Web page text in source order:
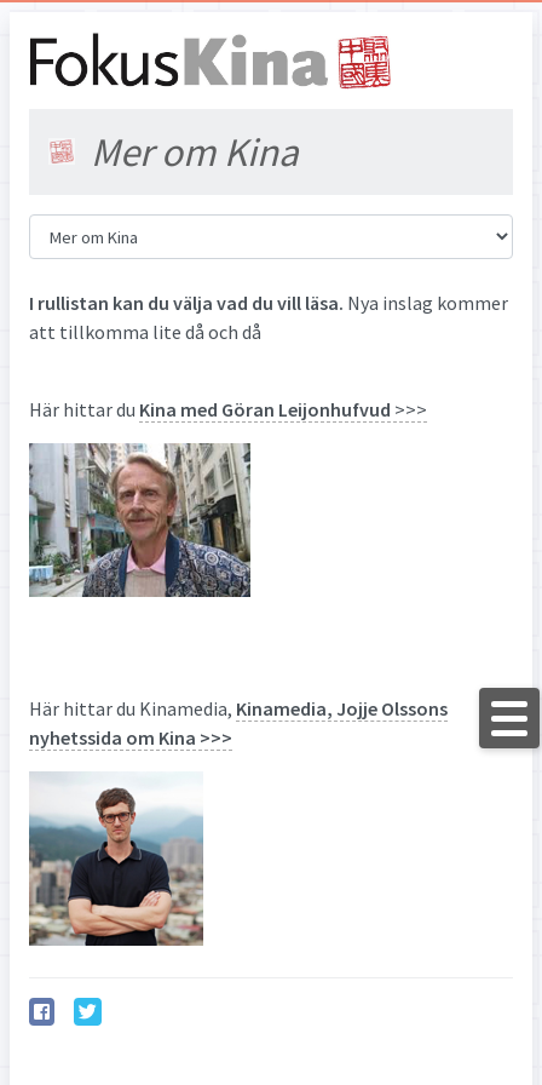
Mer om Kina
I rullistan kan du välja vad du vill läsa. Nya inslag kommer
att tillkomma lite då och då
Här hittar du Kina med Göran Leijonhufvud >>>
Här hittar du Kinamedia, Kinamedia, Jojje Olssons
nyhetssida om Kina >>>